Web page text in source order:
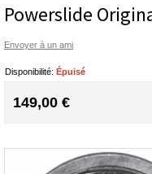
Powerslide
Envoyer à un ami
Disponibilité: Épuisé
149,00 €